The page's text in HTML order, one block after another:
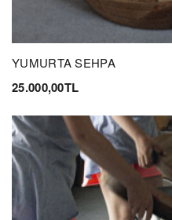
YUMURTA SEHPA
25.000,00TL